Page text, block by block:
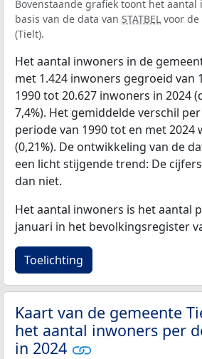
Bovenstaande grafiek toont het
basis van de data van STATBEL voor
(Tielt).
Het aantal inwoners in de
met 1.424 inwoners gegroeid van
1990 tot 20.627 inwoners in 2024
7,4%). Het gemiddelde verschil
periode van 1990 tot en met 2024
(0,21%). De ontwikkeling van de
een licht stijgende trend: De
dan niet.
Het aantal inwoners is het aantal
januari in het bevolkingsregister
Toelichting
Kaart van de gemeente
het aantal inwoners per
in 2024